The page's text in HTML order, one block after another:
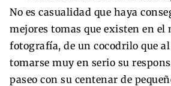
No es casualidad que haya
mejores tomas que existen en el
fotografía, de un cocodrilo que
tomarse muy en serio su
paseo con su centenar de